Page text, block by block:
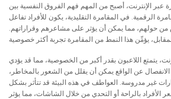
عبر الإنترنت، أصبح من المهم فهم الفروق النفسية بين
الرقمية. في المقامرة التقليدية، يكون للأفراد تفاعل
من حولهم، مما يمكن أن يؤثر على مشاعرهم وقراراتهم.
يتمتع اللاعبون بقدر أكبر من الخصوصية، مما قد يؤدي
عن الواقع يمكن أن يقلل من الشعور بالمخاطر،
غير مدروسة. العواطف في هذه البيئة قد تتأثر بشكل
بالراحة أو التحدي من خلال الشاشات، مما يؤثر